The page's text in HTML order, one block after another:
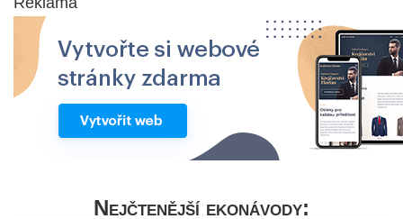
Nejčtenější ekonávody: